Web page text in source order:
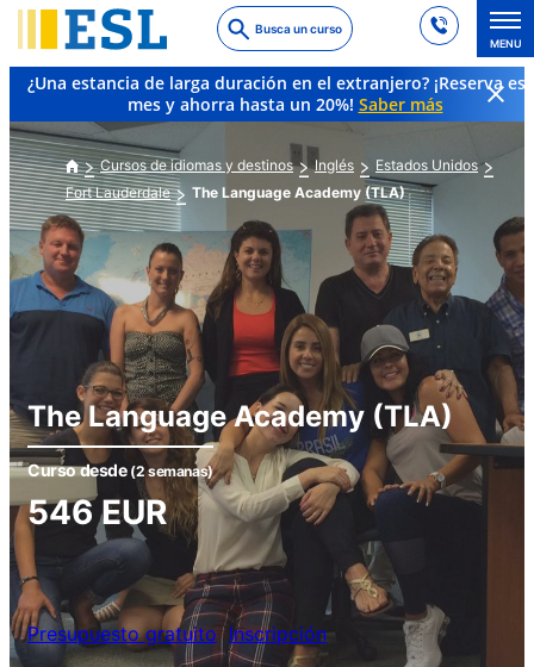
to
main
content
Busca un curso
MENU
¿Una estancia de larga duración en el extranjero? ¡Reserva
mes y ahorra hasta un 20%! Saber más
Cursos de idiomas y destinos Inglés
Estados Unidos
Fort Lauderdale
The Language Academy (TLA)
The Language Academy (TLA)
Curso desde (2 semanas)
546EUR
Presupuesto gratuito Inscripción